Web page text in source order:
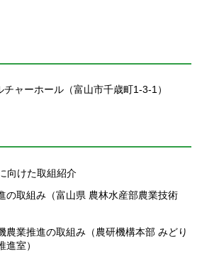
ャーホール（富山市千歳町1-3-1）
向けた取組紹介
の取組み（富山県 農林水産部農業技術
農業推進の取組み（農研機構本部 みどり
室）